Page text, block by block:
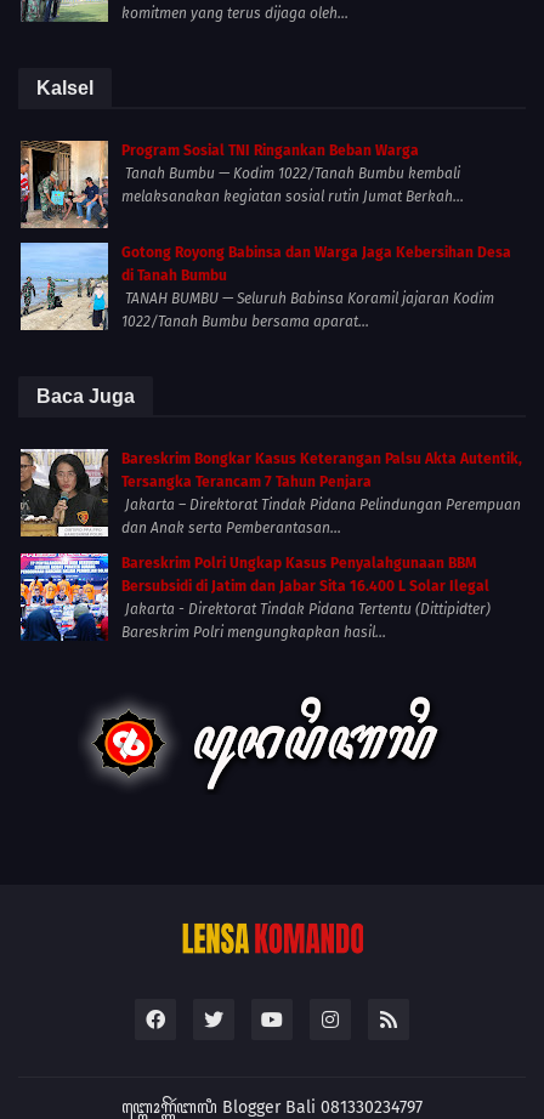
komitmen yang terus dijaga oleh...
Kalsel
Program Sosial TNI Ringankan Beban Warga
Tanah Bumbu — Kodim 1022/Tanah Bumbu kembali
melaksanakan kegiatan sosial rutin Jumat Berkah...
Gotong Royong Babinsa dan Warga Jaga Kebersihan Desa
di Tanah Bumbu
TANAH BUMBU — Seluruh Babinsa Koramil jajaran Kodim
1022/Tanah Bumbu bersama aparat...
Baca Juga
Bareskrim Bongkar Kasus Keterangan Palsu Akta Autentik,
Tersangka Terancam 7 Tahun Penjara
Jakarta – Direktorat Tindak Pidana Pelindungan Perempuan
dan Anak serta Pemberantasan...
Bareskrim Polri Ungkap Kasus Penyalahgunaan BBM
Bersubsidi di Jatim dan Jabar Sita 16.400 L Solar Ilegal
Jakarta - Direktorat Tindak Pidana Tertentu (Dittipidter)
Bareskrim Polri mengungkapkan hasil...
ꦧ꧀ꦭꦺꦴꦒ꧀ꦒꦼꦂꦧꦭꦶ Blogger Bali 081330234797